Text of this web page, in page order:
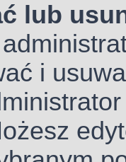
lub
i